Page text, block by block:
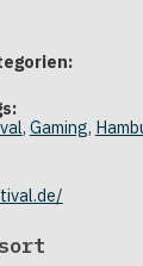
, Gaming,